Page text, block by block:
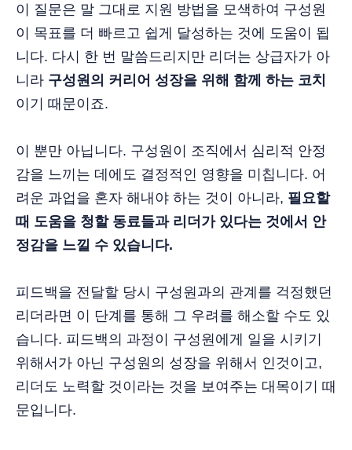
이 질문은 말 그대로 지원 방법을 모색하여 구성원
이 목표를 더 빠르고 쉽게 달성하는 것에 도움이 됩
니다. 다시 한 번 말씀드리지만 리더는 상급자가 아
니라 구성원의 커리어 성장을 위해 함께 하는 코치
이기 때문이죠.
이 뿐만 아닙니다. 구성원이 조직에서 심리적 안정
감을 느끼는 데에도 결정적인 영향을 미칩니다. 어
려운 과업을 혼자 해내야 하는 것이 아니라, 필요할
때 도움을 청할 동료들과 리더가 있다는 것에서 안
정감을 느낄 수 있습니다.
피드백을 전달할 당시 구성원과의 관계를 걱정했던
리더라면 이 단계를 통해 그 우려를 해소할 수도 있
습니다. 피드백의 과정이 구성원에게 일을 시키기
위해서가 아닌 구성원의 성장을 위해서 인것이고,
리더도 노력할 것이라는 것을 보여주는 대목이기 때
문입니다.